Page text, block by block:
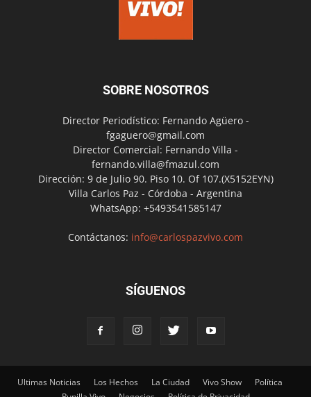
SOBRE NOSOTROS
Director Periodístico: Fernando Agüero -
fgaguero@gmail.com
Director Comercial: Fernando Villa -
fernando.villa@fmazul.com
Dirección: 9 de Julio 90. Piso 10. Of 107.(X5152EYN)
Villa Carlos Paz - Córdoba - Argentina
WhatsApp: +5493541585147
Contáctanos: info@carlospazvivo.com
SÍGUENOS
Ultimas Noticias Los Hechos La Ciudad Vivo Show
Política